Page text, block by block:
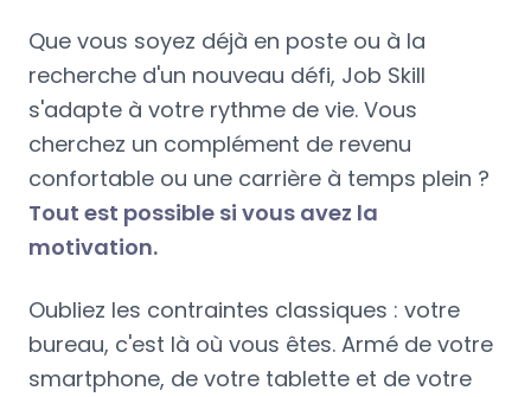
Que vous soyez déjà en poste ou à la
recherche d'un nouveau défi, Job Skill
s'adapte à votre rythme de vie. Vous
cherchez un complément de revenu
confortable ou une carrière à temps plein ?
Tout est possible si vous avez la
motivation.
Oubliez les contraintes classiques : votre
bureau, c'est là où vous êtes. Armé de votre
smartphone, de votre tablette et de votre